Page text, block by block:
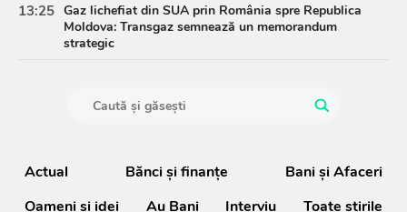
13:25 Gaz lichefiat din SUA prin România spre Republica
Moldova: Transgaz semnează un memorandum
strategic
Actual Bănci şi finanţe
Bani și Afaceri
Oameni şi idei
Au Bani Interviu Toate știrile